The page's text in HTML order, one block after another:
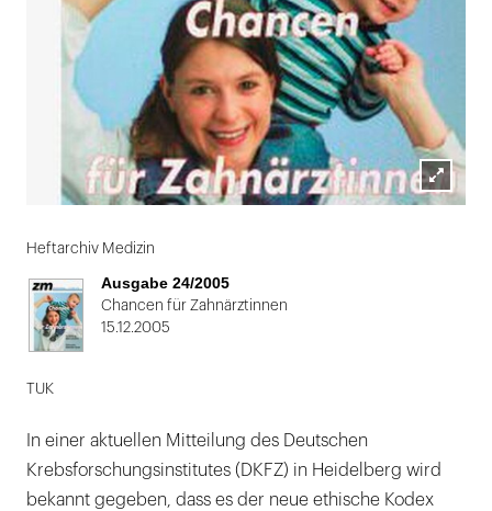
Lightbox
Heftarchiv Medizin
Ausgabe 24/2005
Chancen für Zahnärztinnen
15.12.2005
TUK
In einer aktuellen Mitteilung des Deutschen
Krebsforschungsinstitutes (DKFZ) in Heidelberg wird
bekannt gegeben, dass es der neue ethische Kodex